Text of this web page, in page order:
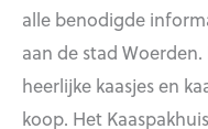
alle benodigde
aan de stad
heerlijke kaasjes en
koop. Het